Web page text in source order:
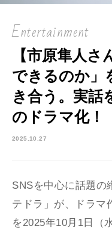
Entertainment
【市原隼人
できるのか」
き合う。実話
のドラマ化！
2025.10.27
SNSを中心に話題の
テドラ」が、ドラマ
を2025年10月1日（